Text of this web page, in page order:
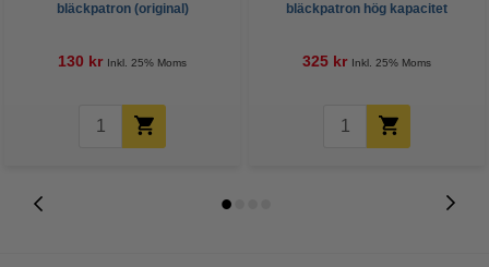
bläckpatron (original)
130 kr Inkl. 25% Moms
bläckpatron hög kapacitet
325 kr Inkl. 25% Moms